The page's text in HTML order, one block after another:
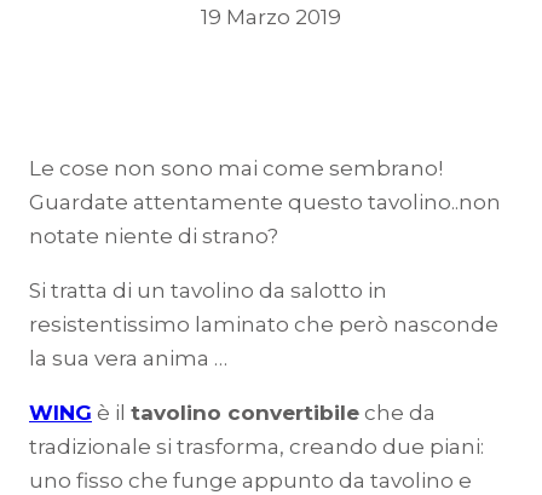
19 Marzo 2019
Le cose non sono mai come sembrano!
Guardate attentamente questo tavolino..non
notate niente di strano?
Si tratta di un tavolino da salotto in
resistentissimo laminato che però nasconde
la sua vera anima …
WING è il tavolino convertibile che da
tradizionale si trasforma, creando due piani:
uno fisso che funge appunto da tavolino e